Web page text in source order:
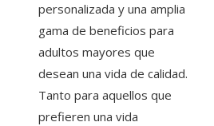
personalizada y una amplia
gama de beneficios para
adultos mayores que
desean una vida de calidad.
Tanto para aquellos que
prefieren una vida